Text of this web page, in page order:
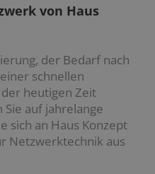
von Haus
der Bedarf nach
schnellen
heutigen Zeit
auf jahrelange
sich an Haus Konzept
Netzwerktechnik aus